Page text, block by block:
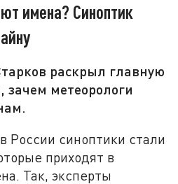
имена? Синоптик
раскрыл главную
зачем метеорологи
России синоптики стали
приходят в
Так, эксперты